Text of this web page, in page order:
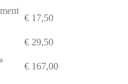
€ 17,50
€ 29,50
€ 167,00